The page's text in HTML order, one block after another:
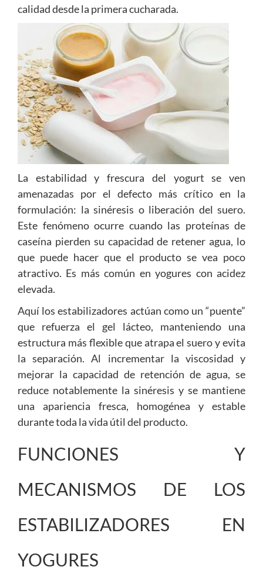
calidad desde la primera cucharada.
La estabilidad y frescura del yogurt se ven
amenazadas por el defecto más crítico en la
formulación: la sinéresis o liberación del suero.
Este fenómeno ocurre cuando las proteínas de
caseína pierden su capacidad de retener agua, lo
que puede hacer que el producto se vea poco
atractivo. Es más común en yogures con acidez
elevada.
Aquí los estabilizadores actúan como un “puente”
que refuerza el gel lácteo, manteniendo una
estructura más flexible que atrapa el suero y evita
la separación. Al incrementar la viscosidad y
mejorar la capacidad de retención de agua, se
reduce notablemente la sinéresis y se mantiene
una apariencia fresca, homogénea y estable
durante toda la vida útil del producto.
FUNCIONES Y
MECANISMOS DE LOS
ESTABILIZADORES EN
YOGURES